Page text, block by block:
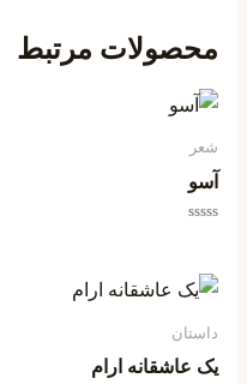
محصولات مرتبط
شعر
آسو
5
داستان
یک عاشقانه ارام